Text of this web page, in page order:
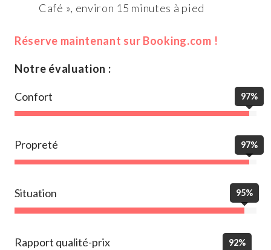
Café », environ 15 minutes à pied
Réserve maintenant sur Booking.com !
Notre évaluation :
Confort 97%
Propreté 97%
Situation 95%
Rapport qualité-prix 92%